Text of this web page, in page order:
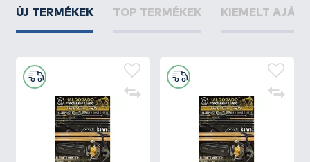
ÚJ TERMÉKEK TOP TERMÉKEK KIEMELT